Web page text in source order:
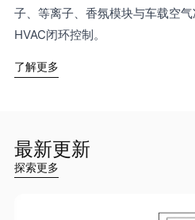
子、等离子、香氛模块与车载空
HVAC闭环控制。
了解更多
最新更新
探索更多